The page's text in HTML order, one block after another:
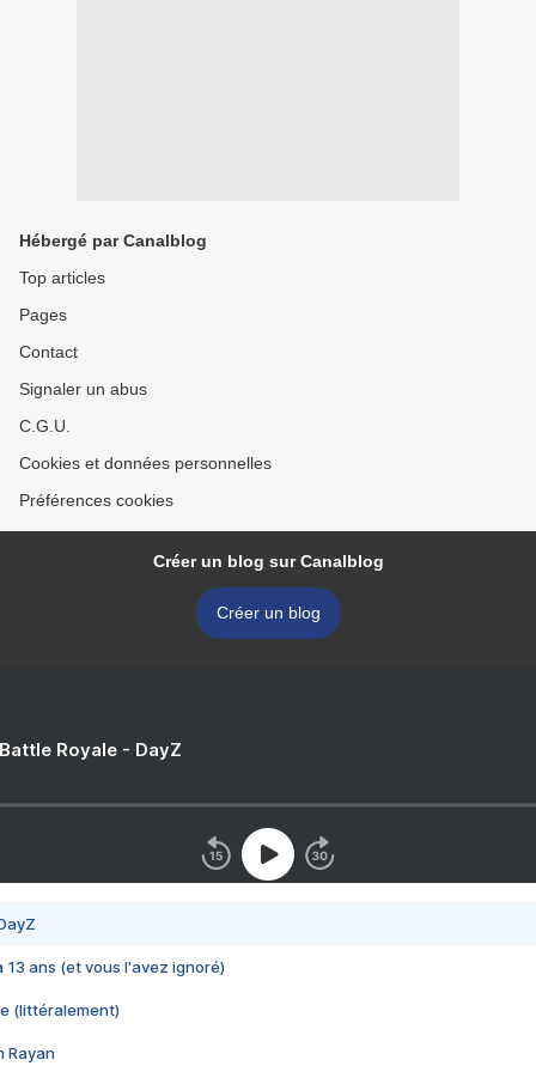
Hébergé par Canalblog
Top articles
Pages
Contact
Signaler un abus
C.G.U.
Cookies et données personnelles
Préférences cookies
Créer un blog sur Canalblog
Créer un blog
Royale - DayZ
13 ans (et vous l'avez ignoré)
(littéralement)
Rayan